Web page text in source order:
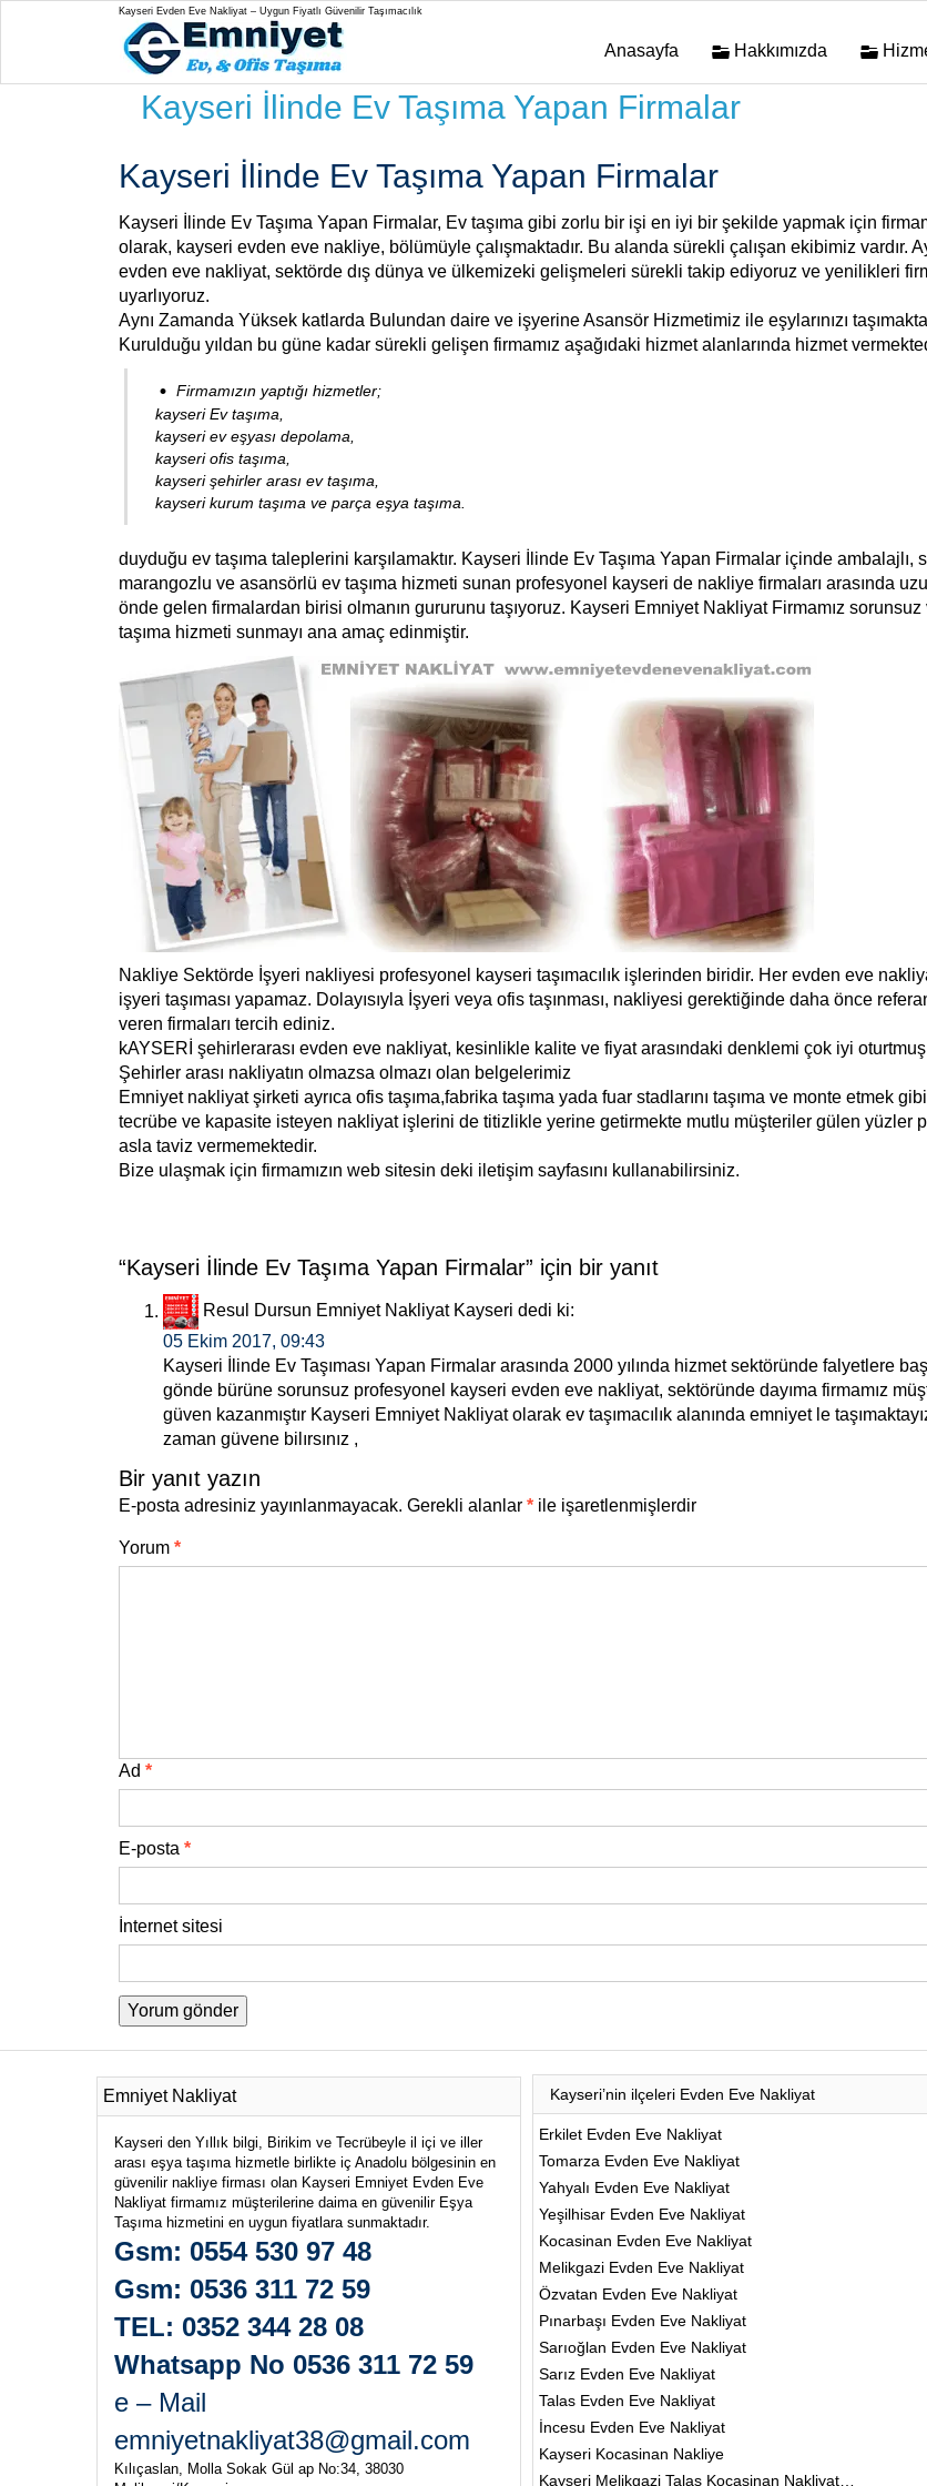
Kayseri Evden Eve Nakliyat – Uygun Fiyatlı Güvenilir Taşımacılık
Anasayfa Hakkımızda
Kayseri İlinde Ev Taşıma Yapan Firmalar
Kayseri İlinde Ev Taşıma Yapan Firmalar
Kayseri İlinde Ev Taşıma Yapan Firmalar, Ev taşıma gibi zorlu bir işi en iyi bir şekilde yapmak için
olarak, kayseri evden eve nakliye, bölümüyle çalışmaktadır. Bu alanda sürekli çalışan ekibimiz vardır.
evden eve nakliyat, sektörde dış dünya ve ülkemizeki gelişmeleri sürekli takip ediyoruz ve yenilikleri
uyarlıyoruz.
Aynı Zamanda Yüksek katlarda Bulundan daire ve işyerine Asansör Hizmetimiz ile eşylarınızı
Kurulduğu yıldan bu güne kadar sürekli gelişen firmamız aşağıdaki hizmet alanlarında hizmet
Firmamızın yaptığı hizmetler;
kayseri Ev taşıma,
kayseri ev eşyası depolama,
kayseri ofis taşıma,
kayseri şehirler arası ev taşıma,
kayseri kurum taşıma ve parça eşya taşıma.
duyduğu ev taşıma taleplerini karşılamaktır. Kayseri İlinde Ev Taşıma Yapan Firmalar içinde ambalajlı,
marangozlu ve asansörlü ev taşıma hizmeti sunan profesyonel kayseri de nakliye firmaları arasında
önde gelen firmalardan birisi olmanın gururunu taşıyoruz. Kayseri Emniyet Nakliyat Firmamız
taşıma hizmeti sunmayı ana amaç edinmiştir.
Nakliye Sektörde İşyeri nakliyesi profesyonel kayseri taşımacılık işlerinden biridir. Her evden eve
işyeri taşıması yapamaz. Dolayısıyla İşyeri veya ofis taşınması, nakliyesi gerektiğinde daha önce
veren firmaları tercih ediniz.
kAYSERİ şehirlerarası evden eve nakliyat, kesinlikle kalite ve fiyat arasındaki denklemi çok iyi oturtmuş
Şehirler arası nakliyatın olmazsa olmazı olan belgelerimiz
Emniyet nakliyat şirketi ayrıca ofis taşıma,fabrika taşıma yada fuar stadlarını taşıma ve monte etmek
tecrübe ve kapasite isteyen nakliyat işlerini de titizlikle yerine getirmekte mutlu müşteriler gülen yüzler
asla taviz vermemektedir.
Bize ulaşmak için firmamızın web sitesin deki iletişim sayfasını kullanabilirsiniz.
“Kayseri İlinde Ev Taşıma Yapan Firmalar” için bir yanıt
Resul Dursun Emniyet Nakliyat Kayseri dedi ki:
05 Ekim 2017, 09:43
Kayseri İlinde Ev Taşıması Yapan Firmalar arasında 2000 yılında hizmet sektöründe falyetlere
gönde bürüne sorunsuz profesyonel kayseri evden eve nakliyat, sektöründe dayıma firmamız
güven kazanmıştır Kayseri Emniyet Nakliyat olarak ev taşımacılık alanında emniyet le
zaman güvene bilırsınız ,
Bir yanıt yazın
E-posta adresiniz yayınlanmayacak. Gerekli alanlar * ile işaretlenmişlerdir
Yorum *
Ad *
E-posta *
İnternet sitesi
Emniyet Nakliyat
Kayseri den Yıllık bilgi, Birikim ve Tecrübeyle il içi ve iller
arası eşya taşıma hizmetle birlikte iç Anadolu bölgesinin en
güvenilir nakliye firması olan Kayseri Emniyet Evden Eve
Nakliyat firmamız müşterilerine daima en güvenilir Eşya
Taşıma hizmetini en uygun fiyatlara sunmaktadır.
Gsm: 0554 530 97 48
Gsm: 0536 311 72 59
TEL: 0352 344 28 08
Whatsapp No 0536 311 72 59
e – Mail
emniyetnakliyat38@gmail.com
Kılıçaslan, Molla Sokak Gül ap No:34, 38030
Kayseri’nin ilçeleri Evden Eve Nakliyat
Erkilet Evden Eve Nakliyat
Tomarza Evden Eve Nakliyat
Yahyalı Evden Eve Nakliyat
Yeşilhisar Evden Eve Nakliyat
Kocasinan Evden Eve Nakliyat
Melikgazi Evden Eve Nakliyat
Özvatan Evden Eve Nakliyat
Pınarbaşı Evden Eve Nakliyat
Sarıoğlan Evden Eve Nakliyat
Sarız Evden Eve Nakliyat
Talas Evden Eve Nakliyat
İncesu Evden Eve Nakliyat
Kayseri Kocasinan Nakliye
Kayseri Melikgazi Talas Kocasinan Nakliyat…